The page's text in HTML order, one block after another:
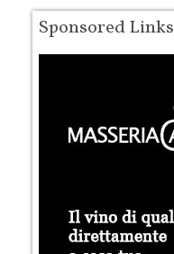
Sponsored Links